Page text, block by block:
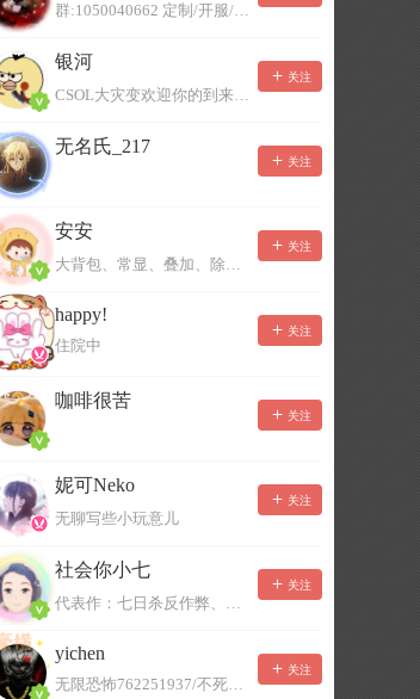
群:1050040662 定制/开服/地图制作/价格公道
银河
CSOL大灾变欢迎你的到来。QQ群：967780922
关注
无名氏_217
关注
安安
大背包、常显、叠加、除草树，唯一作者QQ383125283
关注
happy!
住院中
关注
咖啡很苦
关注
妮可Neko
无聊写些小玩意儿
关注
社会你小七
代表作：七日杀反作弊、七日杀云黑、七日杀BOT、七日杀云商城
关注
yichen
无限恐怖762251937/不死者末日1080207504
关注